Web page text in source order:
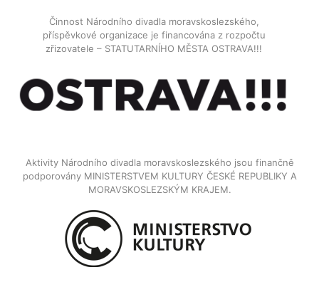
Činnost Národního divadla moravskoslezského,
příspěvkové organizace je financována z rozpočtu
zřizovatele – STATUTARNÍHO MĚSTA OSTRAVA!!!
Aktivity Národního divadla moravskoslezského jsou finančně
podporovány MINISTERSTVEM KULTURY ČESKÉ REPUBLIKY A
MORAVSKOSLEZSKÝM KRAJEM.